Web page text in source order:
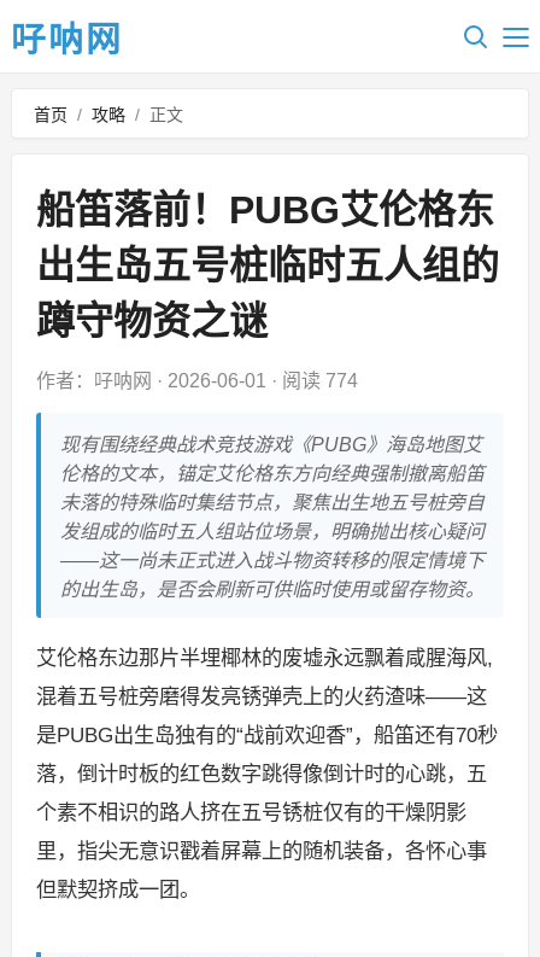
吇呐网
首页 / 攻略 / 正文
船笛落前！PUBG艾伦格东
出生岛五号桩临时五人组的
蹲守物资之谜
作者：吇呐网 · 2026-06-01 · 阅读 774
现有围绕经典战术竞技游戏《PUBG》海岛地图艾
伦格的文本，锚定艾伦格东方向经典强制撤离船笛
未落的特殊临时集结节点，聚焦出生地五号桩旁自
发组成的临时五人组站位场景，明确抛出核心疑问
——这一尚未正式进入战斗物资转移的限定情境下
的出生岛，是否会刷新可供临时使用或留存物资。
艾伦格东边那片半埋椰林的废墟永远飘着咸腥海风,
混着五号桩旁磨得发亮锈弹壳上的火药渣味——这
是PUBG出生岛独有的“战前欢迎香”，船笛还有70秒
落，倒计时板的红色数字跳得像倒计时的心跳，五
个素不相识的路人挤在五号锈桩仅有的干燥阴影
里，指尖无意识戳着屏幕上的随机装备，各怀心事
但默契挤成一团。